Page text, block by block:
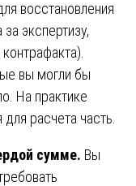
восстановления
экспертизу,
вы могли бы
На практике
расчета часть.
сумме. Вы